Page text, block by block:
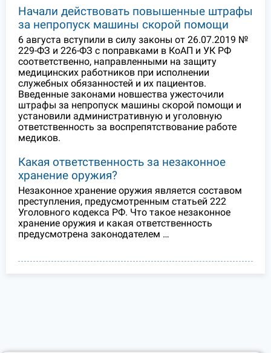
Начали действовать повышенные штрафы
за непропуск машины скорой помощи
6 августа вступили в силу законы от 26.07.2019 №
229-ФЗ и 226-ФЗ с поправками в КоАП и УК РФ
соответственно, направленными на защиту
медицинских работников при исполнении
служебных обязанностей и их пациентов.
Введенные законами новшества ужесточили
штрафы за непропуск машины скорой помощи и
установили административную и уголовную
ответственность за воспрепятствование работе
медиков.
Какая ответственность за незаконное
хранение оружия?
Незаконное хранение оружия является составом
преступления, предусмотренным статьей 222
Уголовного кодекса РФ. Что такое незаконное
хранение оружия и какая ответственность
предусмотрена законодателем …